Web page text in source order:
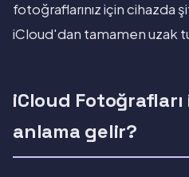
fotoğraflarınız için cihazda
iCloud'dan tamamen uzak
iCloud
anlama gelir?